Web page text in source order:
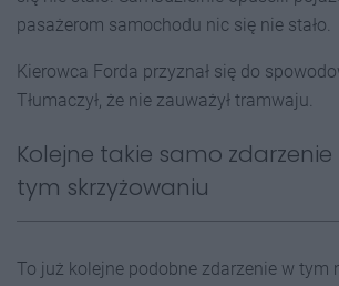
pasażerom samochodu nic się nie stało.
Kierowca Forda przyznał się do
Tłumaczył, że nie zauważył tramwaju.
Kolejne takie samo zdarzenie
tym skrzyżowaniu
To już kolejne podobne zdarzenie w tym